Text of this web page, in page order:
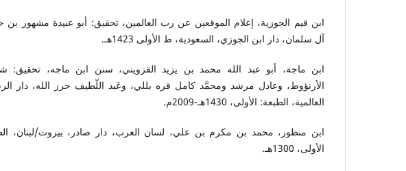
ابن قيم الجوزية، إعلام الموقعين عن رب العالمين، تحقيق: أبو عبيدة مشهور
آل سلمان، دار ابن الجوزي، السعودية، ط الأولى 1423هـ.
ابن ماجة، أبو عبد الله محمد بن يزيد القزويني، سنن ابن ماجه، تحقيق:
الأرنؤوط، وعادل مرشد ومحمَّد كامل قره بللي، وعَبد اللّطيف حرز الله، دار
العالمية، الطبعة: الأولى، 1430هـ-2009م.
ابن منظور، محمد بن مكرم بن علي، لسان العرب، دار صادر، بيروت/لبنان،
الأولى، 1300هـ.